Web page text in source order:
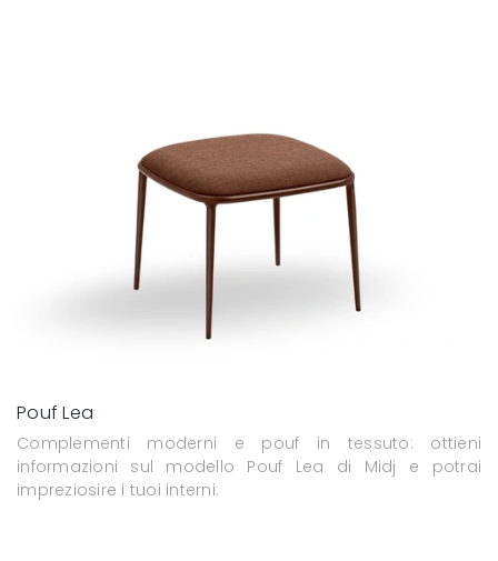
Pouf Lea
Complementi moderni e pouf in tessuto: ottieni
informazioni sul modello Pouf Lea di Midj e potrai
impreziosire i tuoi interni.